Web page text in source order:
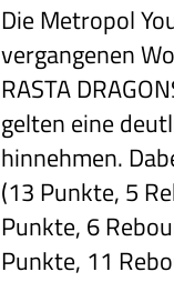
Die Metropol
vergangenen
RASTA
gelten eine
hinnehmen.
(13 Punkte, 5
Punkte, 6
Punkte, 11